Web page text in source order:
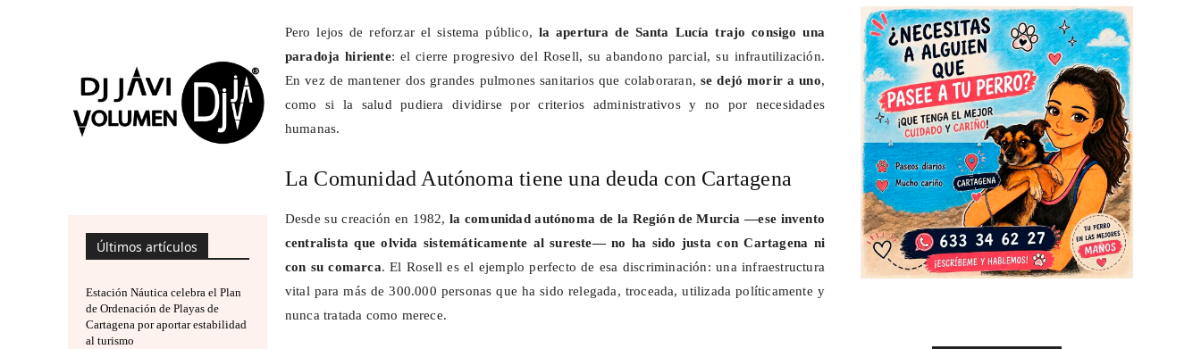
Últimos artículos
Estación Náutica celebra el Plan
de Ordenación de Playas de
Cartagena por aportar estabilidad
al turismo
Pero lejos de reforzar el sistema público, la apertura de Santa Lucía trajo consigo una
paradoja hiriente: el cierre progresivo del Rosell, su abandono parcial, su infrautilización.
En vez de mantener dos grandes pulmones sanitarios que colaboraran, se dejó morir a uno,
como si la salud pudiera dividirse por criterios administrativos y no por necesidades
humanas.
La Comunidad Autónoma tiene una deuda con Cartagena
Desde su creación en 1982,la comunidad autónoma de la Región de Murcia —ese invento
centralista que olvida sistemáticamente al sureste— no ha sido justa con Cartagena ni
con su comarca. El Rosell es el ejemplo perfecto de esa discriminación: una infraestructura
vital para más de 300.000 personas que ha sido relegada, troceada, utilizada políticamente y
nunca tratada como merece.